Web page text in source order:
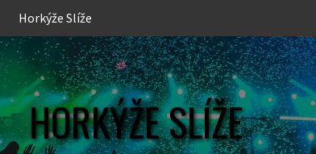
Horkýže Slíže
HORKÝŽE SLÍŽE